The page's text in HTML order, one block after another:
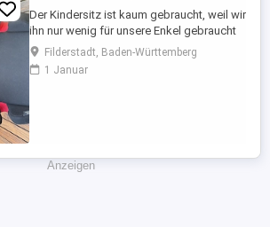
Der Kindersitz ist kaum gebraucht, weil wir
ihn nur wenig für unsere Enkel gebraucht
haben. Ist in sehr gutem Zustand.
Filderstadt, Baden-Württemberg
1 Januar
Anzeigen